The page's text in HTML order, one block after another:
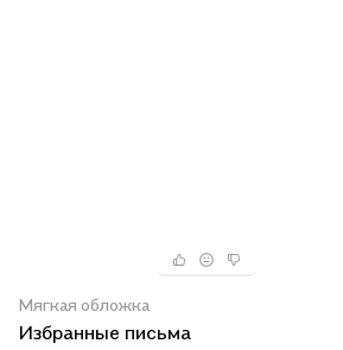
Мягкая обложка
Избранные письма